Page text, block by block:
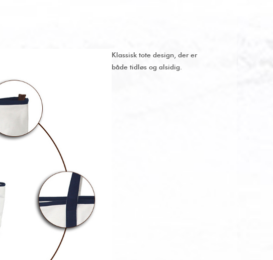
Klassisk tote design, der er
både tidløs og alsidig.